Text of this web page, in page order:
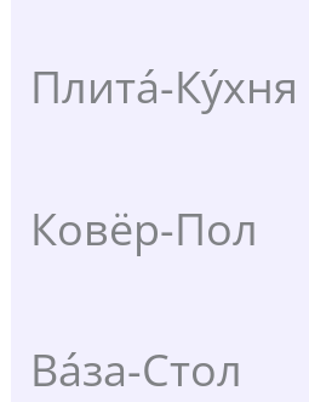
Плита́-Ку́хня
Ковёр-Пол
Ва́за-Стол